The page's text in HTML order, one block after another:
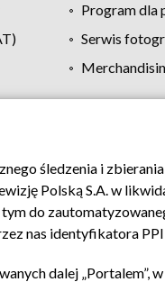
Program dla
Serwis
Pomoc Biuro
śledzenia i
Polską S.A. w
do
nas identyfikatora
dalej „Portalem”,